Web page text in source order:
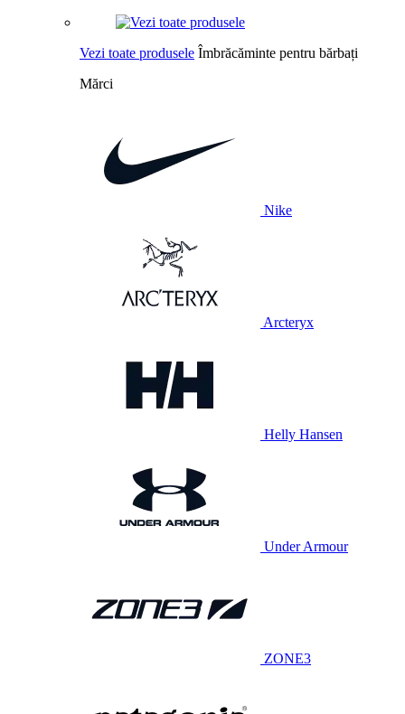
Vezi toate produsele Îmbrăcăminte pentru bărbați
Mărci
Nike
Arcteryx
Helly Hansen
Under Armour
ZONE3